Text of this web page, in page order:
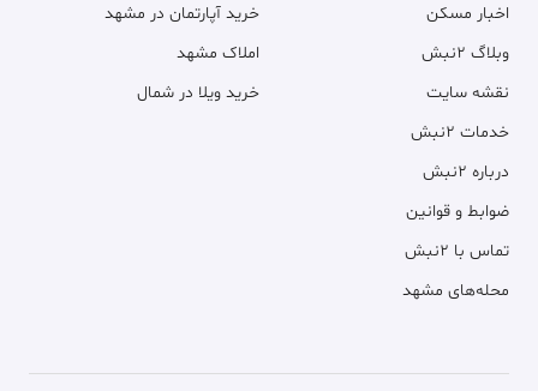
اخبار مسکن
وبلاگ ۲نبش
نقشه سایت
خدمات ۲نبش
درباره ۲نبش
ضوابط و قوانین
تماس با ۲نبش
محله‌های مشهد
خرید آپارتمان در مشهد
املاک مشهد
خرید ویلا در شمال